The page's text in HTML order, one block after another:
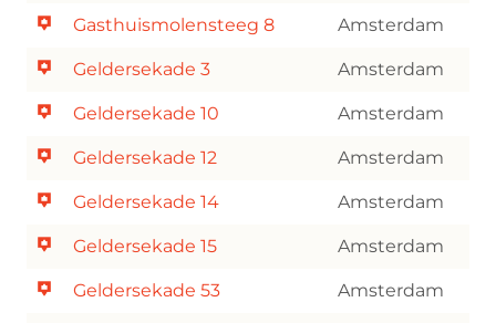
Gasthuismolensteeg 8 Amsterdam
Geldersekade 3 Amsterdam
Geldersekade 10 Amsterdam
Geldersekade 12 Amsterdam
Geldersekade 14 Amsterdam
Geldersekade 15 Amsterdam
Geldersekade 53 Amsterdam